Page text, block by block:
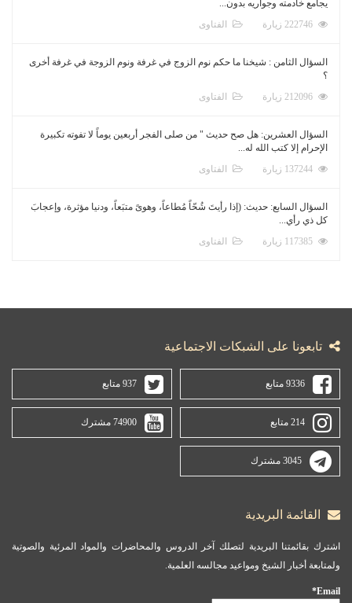
يجامع خادمته وجواريه بدون...
الفتاوى
السؤال الثامن : شيخنا ما حكم نوم الزوج في غرفة ونوم الزوجة في غرفة أخرى
؟
الفتاوى
السؤال العشرين: هل صح حديث " من صلى الفجر أربعين يوماً لا تفوته تكبيرة
الإحرام إلا كتب الله له...
الفتاوى
السؤال السابع: حديث: (إذا رأيتَ شُحّاً مُطاعاً، وهوىً متبَعاً، ودنيا مؤثرة، وإعجابَ
كل ذي رأي...
الفتاوى
تابعونا على الشبكات الاجتماعية
9336 متابع 937 متابع
214 متابع 74900 مشترك
3045 مشترك
القائمة البريدية
اشترك بقائمتنا البريدية لتصلك آخر الدروس والمحاضرات والمواد المرئية والصوتية
ولمتابعة أخبار الشيخ ومواعيد مجالسه العلمية.
Email*